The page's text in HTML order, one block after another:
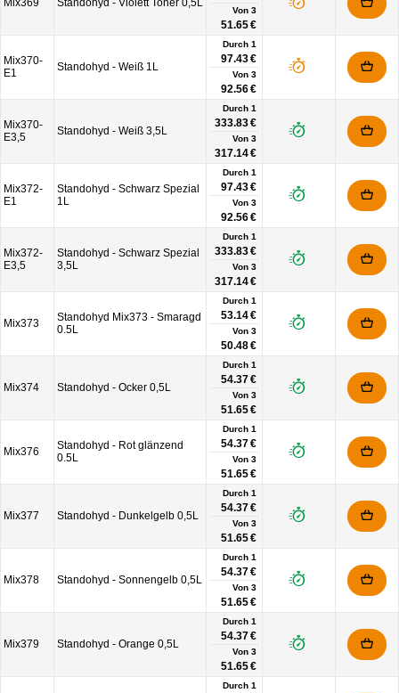
Mix369 Standohyd - Violett Toner 0,5L
Von 3
51.65 €
Mix370-
E1
Standohyd - Weiß 1L
Durch 1
97.43 €
Von 3
92.56 €
Mix370-
E3,5
Standohyd - Weiß 3,5L
Durch 1
333.83 €
Von 3
317.14 €
Mix372-
E1
Standohyd - Schwarz Spezial
1L
Durch 1
97.43 €
Von 3
92.56 €
Mix372-
E3,5
Standohyd - Schwarz Spezial
3,5L
Durch 1
333.83 €
Von 3
317.14 €
Mix373
Standohyd Mix373 - Smaragd
0.5L
Durch 1
53.14 €
Von 3
50.48 €
Mix374 Standohyd - Ocker 0,5L
Durch 1
54.37 €
Von 3
51.65 €
Mix376
Standohyd - Rot glänzend
0.5L
Durch 1
54.37 €
Von 3
51.65 €
Mix377 Standohyd - Dunkelgelb 0,5L
Durch 1
54.37 €
Von 3
51.65 €
Mix378 Standohyd - Sonnengelb 0,5L
Durch 1
54.37 €
Von 3
51.65 €
Mix379 Standohyd - Orange 0,5L
Durch 1
54.37 €
Von 3
51.65 €
Durch 1